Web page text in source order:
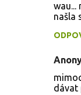
wau...
našla
dávat